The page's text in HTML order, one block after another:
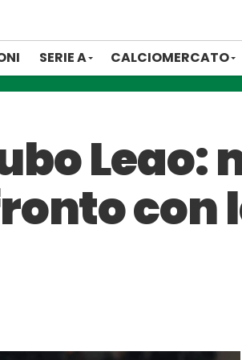
SERIE A CALCIOMERCATO
Leao:
con